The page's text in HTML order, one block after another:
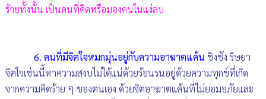
ร้ายทั้งนั้น เป็นคนที่คิดหรือมองคนในแง่ลบ
6. คนที่มีจิตใจหมกมุ่นอยู่กับความอาฆาตแค้น ชิงชัง ริษยา
จิตใจเช่นนี้หาความสงบไม่ได้แน่ด้วยร้อนรนอยู่ด้วยความทุกข์ที่เกิด
จากความคิดร้าย ๆ ของตนเอง ด้วยจิตอาฆาตแค้นที่ไม่ยอมอภัยและ